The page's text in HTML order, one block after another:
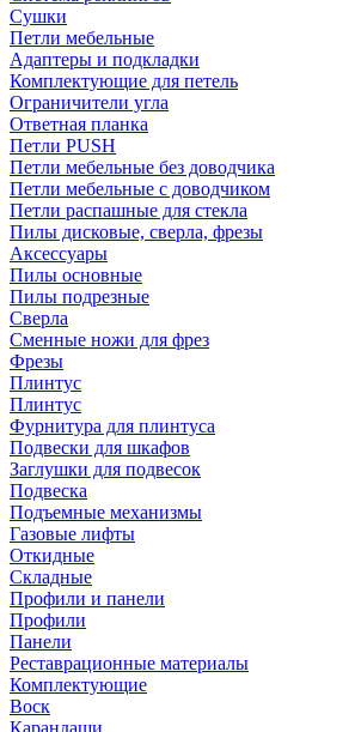
Сушки
Петли мебельные
Адаптеры и подкладки
Комплектующие для петель
Ограничители угла
Ответная планка
Петли PUSH
Петли мебельные без доводчика
Петли мебельные с доводчиком
Петли распашные для стекла
Пилы дисковые, сверла, фрезы
Аксессуары
Пилы основные
Пилы подрезные
Сверла
Сменные ножи для фрез
Фрезы
Плинтус
Плинтус
Фурнитура для плинтуса
Подвески для шкафов
Заглушки для подвесок
Подвеска
Подъемные механизмы
Газовые лифты
Откидные
Складные
Профили и панели
Профили
Панели
Реставрационные материалы
Комплектующие
Воск
Карандаши